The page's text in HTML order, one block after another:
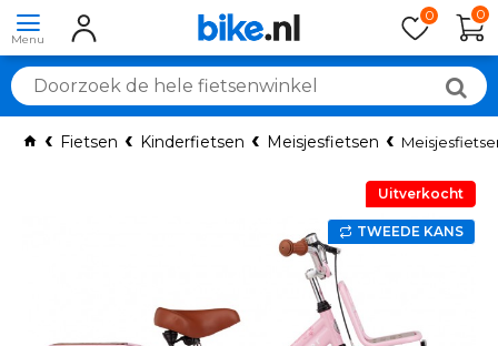
0 0
Fietsen Kinderfietsen Meisjesfietsen
Uitverkocht
TWEEDE KANS